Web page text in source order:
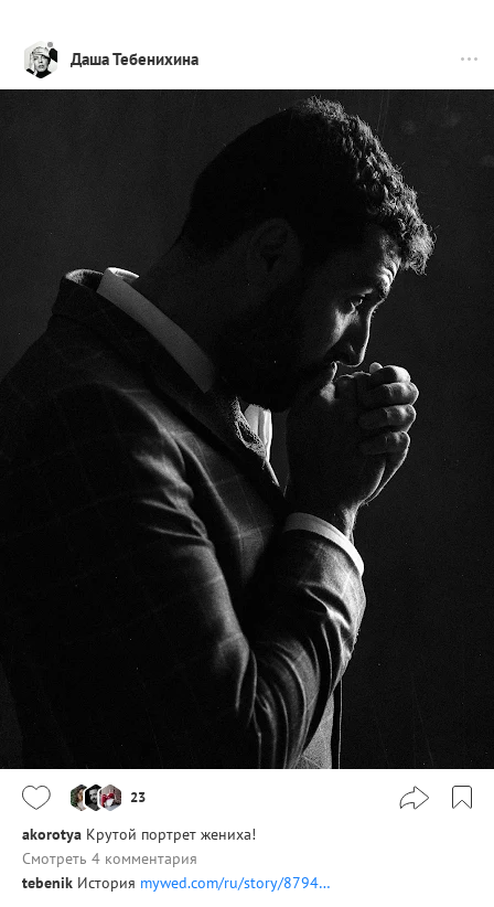
Даша Тебенихина
23
akorotya Крутой портрет жениха!
Смотреть 4 комментария
tebenik История mywed.com/ru/story/8794…